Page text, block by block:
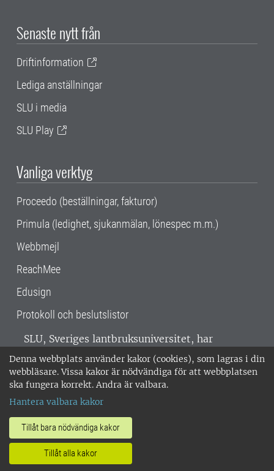
Denna webbplats använder kakor (cookies), som lagras i din
webbläsare. Vissa kakor är nödvändiga för att webbplatsen
ska fungera korrekt. Andra är valbara.
Hantera valbara kakor
Tillåt bara nödvändiga kakor
Tillåt alla kakor
Senaste nytt från
Driftinformation
Lediga anställningar
SLU i media
SLU Play
Vanliga verktyg
Proceedo (beställningar, fakturor)
Primula (ledighet, sjukanmälan, lönespec m.m.)
Webbmejl
ReachMee
Edusign
Protokoll och beslutslistor
SLU, Sveriges lantbruksuniversitet, har
verksamhet över hela Sverige. Huvudorter är
Alnarp, Uppsala och Umeå.SLU är
miljöcertifierat enligt ISO 14001. •
018-67 10 00 • Org nr: 202100-2817 •
Om SLU:s webbplatser
•Hantera kakor•Behandling av
personuppgifter